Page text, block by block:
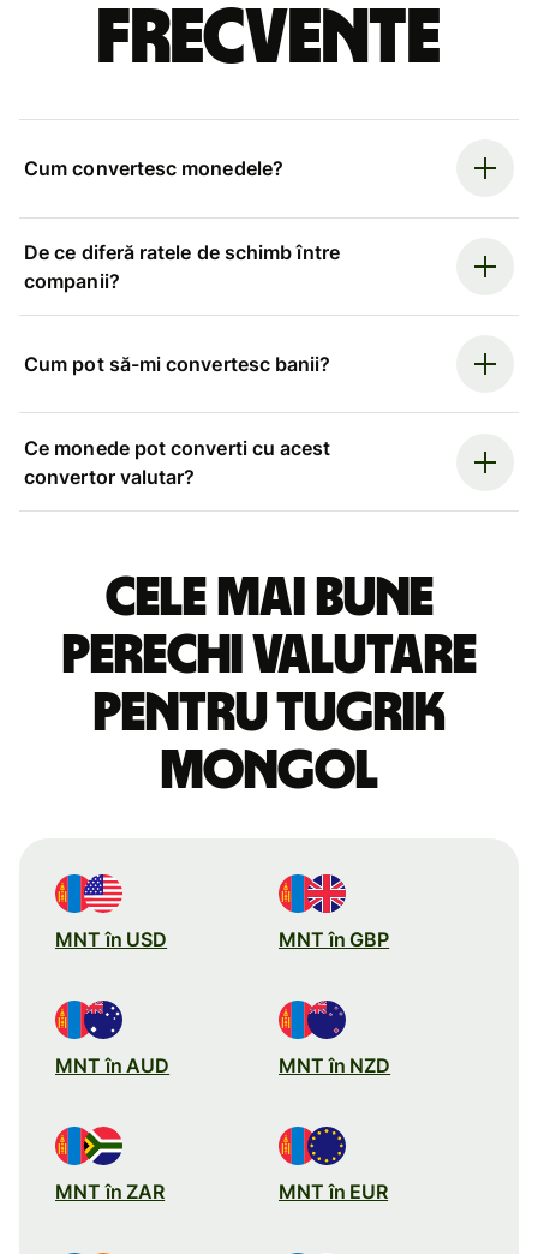
frecvente
Cum convertesc monedele?
De ce diferă ratele de schimb între
companii?
Cum pot să-mi convertesc banii?
Ce monede pot converti cu acest
convertor valutar?
Cele mai bune
perechi valutare
pentru tugrik
mongol
MNT în USD MNT în GBP
MNT în AUD MNT în NZD
MNT în ZAR MNT în EUR